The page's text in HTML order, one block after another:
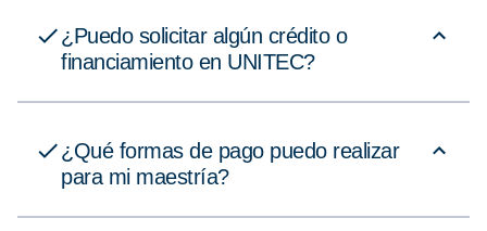
¿Puedo solicitar algún crédito o
financiamiento en UNITEC?
¿Qué formas de pago puedo realizar
para mi maestría?